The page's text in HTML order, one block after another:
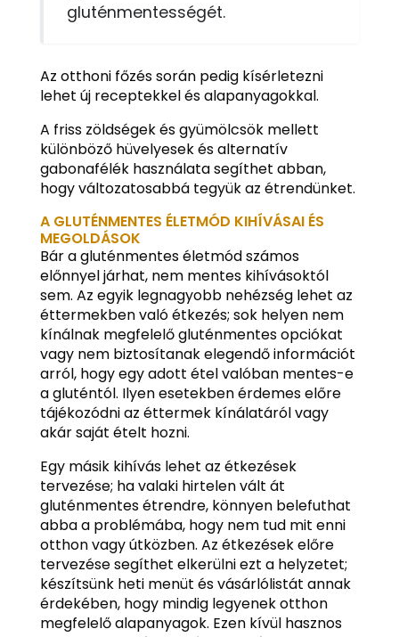
gluténmentességét.
Az otthoni főzés során pedig kísérletezni
lehet új receptekkel és alapanyagokkal.
A friss zöldségek és gyümölcsök mellett
különböző hüvelyesek és alternatív
gabonafélék használata segíthet abban,
hogy változatosabbá tegyük az étrendünket.
A GLUTÉNMENTES ÉLETMÓD KIHÍVÁSAI ÉS
MEGOLDÁSOK
Bár a gluténmentes életmód számos
előnnyel járhat, nem mentes kihívásoktól
sem. Az egyik legnagyobb nehézség lehet az
éttermekben való étkezés; sok helyen nem
kínálnak megfelelő gluténmentes opciókat
vagy nem biztosítanak elegendő információt
arról, hogy egy adott étel valóban mentes-e
a gluténtól. Ilyen esetekben érdemes előre
tájékozódni az éttermek kínálatáról vagy
akár saját ételt hozni.
Egy másik kihívás lehet az étkezések
tervezése; ha valaki hirtelen vált át
gluténmentes étrendre, könnyen belefuthat
abba a problémába, hogy nem tud mit enni
otthon vagy útközben. Az étkezések előre
tervezése segíthet elkerülni ezt a helyzetet;
készítsünk heti menüt és vásárlólistát annak
érdekében, hogy mindig legyenek otthon
megfelelő alapanyagok. Ezen kívül hasznos